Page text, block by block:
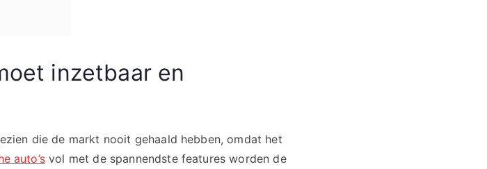
inzetbaar en
die de markt nooit gehaald hebben, omdat het
auto’svol met de spannendste features worden de